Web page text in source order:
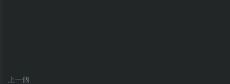
上一個